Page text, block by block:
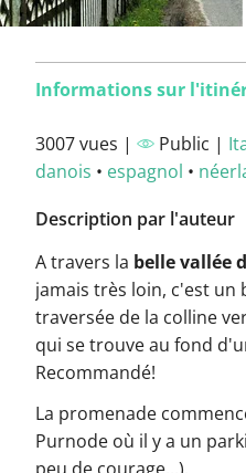
Informations sur
3007 vues | Public |
danois • espagnol •
Description par l'auteur
A travers la belle vallée
jamais très loin, c'est un
traversée de la colline
qui se trouve au fond
Recommandé!
La promenade
Purnode où il y a un